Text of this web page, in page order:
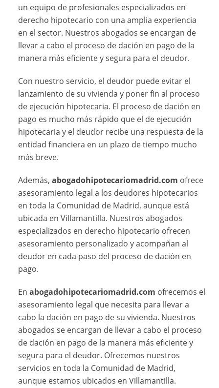
un equipo de profesionales especializados en
derecho hipotecario con una amplia experiencia
en el sector. Nuestros abogados se encargan de
llevar a cabo el proceso de dación en pago de la
manera más eficiente y segura para el deudor.
Con nuestro servicio, el deudor puede evitar el
lanzamiento de su vivienda y poner fin al proceso
de ejecución hipotecaria. El proceso de dación en
pago es mucho más rápido que el de ejecución
hipotecaria y el deudor recibe una respuesta de la
entidad financiera en un plazo de tiempo mucho
más breve.
Además,abogadohipotecariomadrid.com ofrece
asesoramiento legal a los deudores hipotecarios
en toda la Comunidad de Madrid, aunque está
ubicada en Villamantilla. Nuestros abogados
especializados en derecho hipotecario ofrecen
asesoramiento personalizado y acompañan al
deudor en cada paso del proceso de dación en
pago.
Enabogadohipotecariomadrid.com ofrecemos el
asesoramiento legal que necesita para llevar a
cabo la dación en pago de su vivienda. Nuestros
abogados se encargan de llevar a cabo el proceso
de dación en pago de la manera más eficiente y
segura para el deudor. Ofrecemos nuestros
servicios en toda la Comunidad de Madrid,
aunque estamos ubicados en Villamantilla.